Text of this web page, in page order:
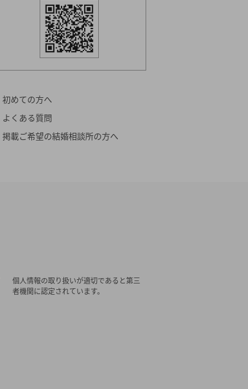
初めての方へ
よくある質問
掲載ご希望の結婚相談所の方へ
個人情報の取り扱いが適切であると第三
者機関に認定されています。